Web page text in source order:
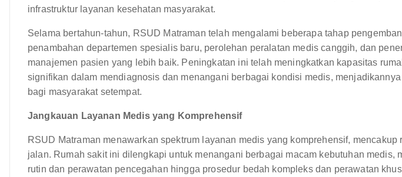
infrastruktur layanan kesehatan masyarakat.
Selama bertahun-tahun, RSUD Matraman telah mengalami beberapa tahap
penambahan departemen spesialis baru, perolehan peralatan medis canggih, dan
manajemen pasien yang lebih baik. Peningkatan ini telah meningkatkan kapasitas
signifikan dalam mendiagnosis dan menangani berbagai kondisi medis,
bagi masyarakat setempat.
Jangkauan Layanan Medis yang Komprehensif
RSUD Matraman menawarkan spektrum layanan medis yang komprehensif, mencakup
jalan. Rumah sakit ini dilengkapi untuk menangani berbagai macam kebutuhan medis,
rutin dan perawatan pencegahan hingga prosedur bedah kompleks dan perawatan